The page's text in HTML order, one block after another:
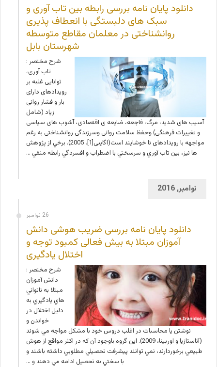
دانلود پایان نامه بررسی رابطه بین تاب آوری و
سبک های دلبستگی با انعطاف پذیری
روانشناختی در معلمان مقاطع متوسطه
شهرستان بابل
شرح مختصر :
تاب آوری،
توانایی غلبه بر
رویدادهای دارای
بار و فشار روانی
زیاد (شامل
آسیب های شدید، مرگ، فاجعه، ضایعه ی اقتصادی، آشوب های سیاسی
و تغییرات فرهنگی) وحفظ سلامت روانی وسرزندگی روانشناختی به رغم
مواجهه با رویدادهای نا خوشایند است(اگایبی[1]، 2005). برخي از پژوهش
ها نيز، بين تاب آوري و سرسختي با اضطراب و افسردگي رابطه منفي …
نوامبر, 2016
26 نوامبر
دانلود پایان نامه بررسی ضریب هوشی دانش
آموزان مبتلا به بیش فعالی کمبود توجه و
اختلال یادگیری
شرح مختصر :
دانش آموزان
مبتلا به ناتواني
هاي يادگيري به
دليل اختلال در
خواندن و
نوشتن يا محاسبات در اغلب دروس خود با مشكل مواجه مي شوند
(آناستازیا و اوربینا، 2009). اين گروه باوجود آن كه در اكثر مواقع از هوش
طبيعي برخوردارند، نمي توانند پيشرفت تحصيلي مطلوبي داشته باشند و
با سختي به تحصيل ادامه مي دهند و …